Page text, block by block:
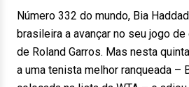
Número 332 do mundo, Bia
brasileira a avançar no seu jogo
de Roland Garros. Mas nesta
a uma tenista melhor ranqueada –